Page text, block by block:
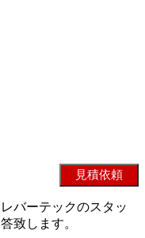
バーテックのスタッ
致します。